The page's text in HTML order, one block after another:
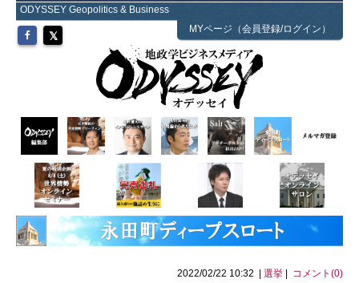
ODYSSEY Geopolitics & Business
MYページ（会員登録/ログイン）
2022/02/22 10:32 | 選挙 コメント(0)